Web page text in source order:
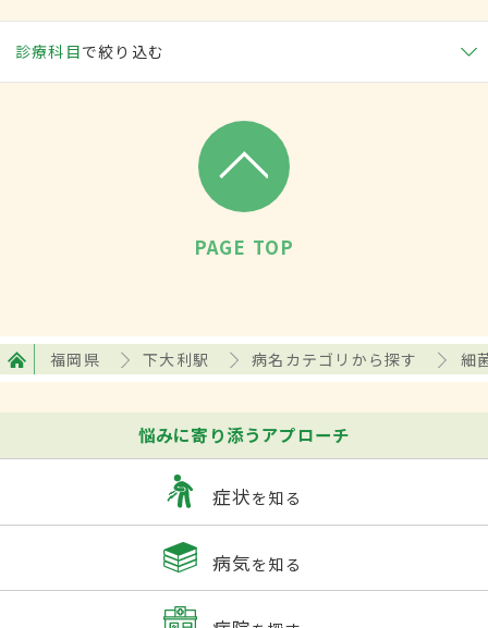
診療科目で絞り込む
PAGE TOP
福岡県 下大利駅 病名カテゴリから探す 細
悩みに寄り添うアプローチ
症状を知る
病気を知る